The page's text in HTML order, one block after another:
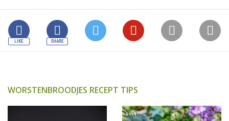
WORSTENBROODJES RECEPT TIPS